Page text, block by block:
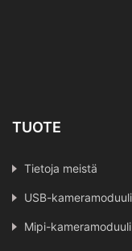
TUOTE
Tietoja meistä
USB-kameramoduuli
Mipi-kameramoduuli